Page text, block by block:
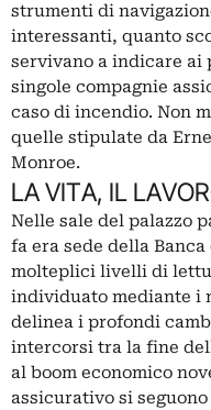
strumenti di
interessanti, quanto
servivano a indicare
singole compagnie
caso di incendio. Non
quelle stipulate da
Monroe.
LA VITA, IL
Nelle sale del palazzo
fa era sede della
molteplici livelli di
individuato mediante i
delinea i profondi
intercorsi tra la fine
al boom economico
assicurativo si